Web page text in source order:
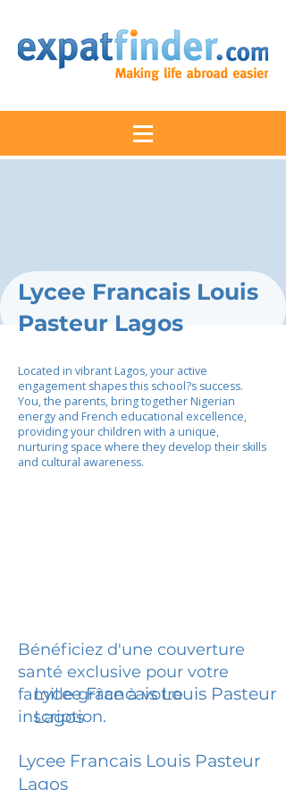
Lycee Francais Louis
Pasteur Lagos
Located in vibrant Lagos, your active
engagement shapes this school?s success.
You, the parents, bring together Nigerian
energy and French educational excellence,
providing your children with a unique,
nurturing space where they develop their skills
and cultural awareness.
Bénéficiez d'une couverture
santé exclusive pour votre
famille grâce à votre
inscription.
Lycee Francais Louis Pasteur
Lagos
Lycee Francais Louis Pasteur
Lagos